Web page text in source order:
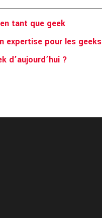
tant que geek
expertise pour les geeks
d’aujourd’hui ?